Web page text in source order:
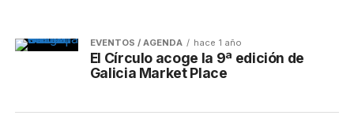
EVENTOS / AGENDA hace 1 año
El Círculo acoge la 9ª edición de
Galicia Market Place